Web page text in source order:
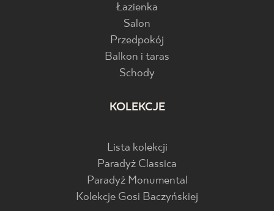
Łazienka
Salon
Przedpokój
Balkon i taras
Schody
KOLEKCJE
Lista kolekcji
Paradyż Classica
Paradyż Monumental
Kolekcje Gosi Baczyńskiej